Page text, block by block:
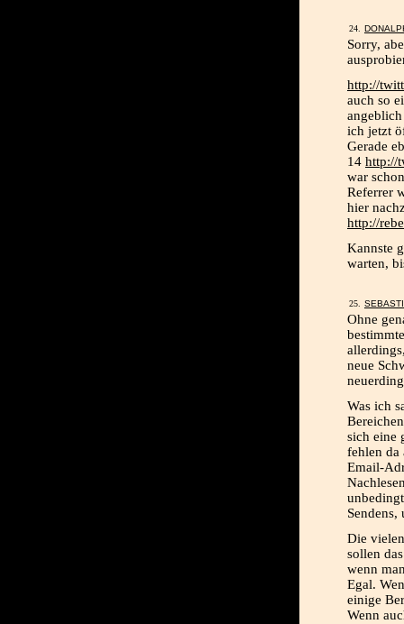
Sorry,
http://
auch so
ich jetzt
Gerade
14 http://
war
Referrer
hier
http://
Kannste
warten,
Ohne
neue
Was ich
sich eine
fehlen da
Email-
Sendens,
Die
sollen
wenn
Egal.
einige
Wenn